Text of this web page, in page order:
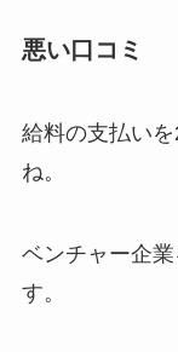
悪い口コミ
給料の支払い
ね。
ベンチャー企
す。